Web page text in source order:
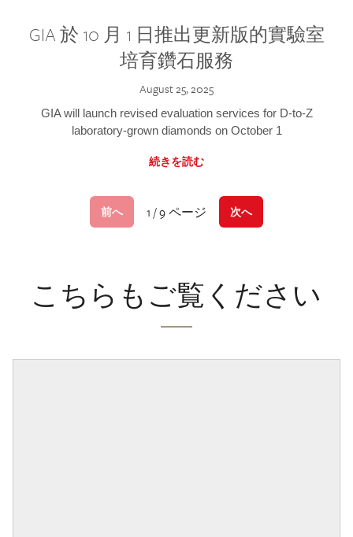
GIA 於 10 月 1 日推出更新版的實驗室
培育鑽石服務
August 25, 2025
GIA will launch revised evaluation services for D-to-Z
laboratory-grown diamonds on October 1
続きを読む
前へ 1 / 9 ページ 次へ
こちらもご覧ください